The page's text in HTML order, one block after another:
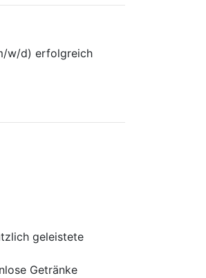
w/d) erfolgreich
geleistete
Getränke